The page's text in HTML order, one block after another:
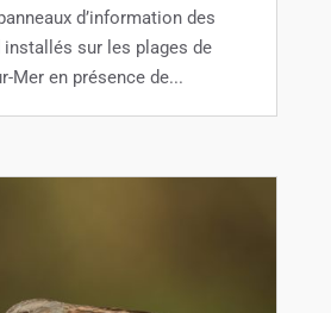
d’information des
installés sur les plages de
Mer en présence de...